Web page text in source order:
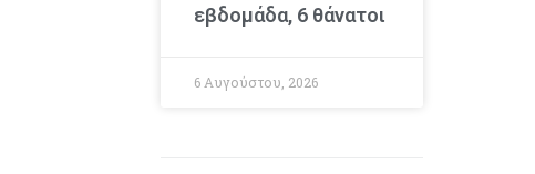
εβδομάδα, 6 θάνατοι
6 Αυγούστου, 2026